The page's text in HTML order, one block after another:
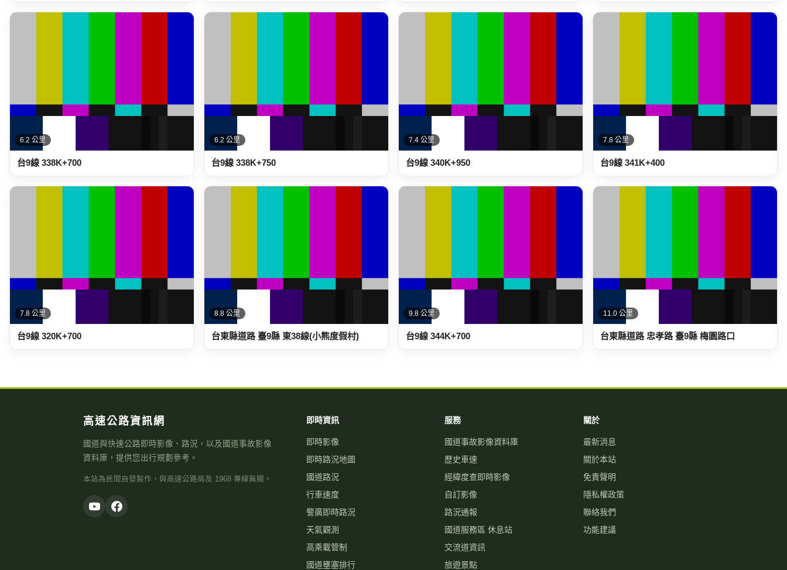
6.2 公里
台9線 338K+700
6.2 公里
台9線 338K+750
7.4 公里
台9線 340K+950
7.8 公里
台9線 341K+400
7.8 公里
台9線 320K+700
8.8 公里
台東縣道路 臺9縣 東38線(小熊度假村)
9.8 公里
台9線 344K+700
11.0 公里
台東縣道路 忠孝路 臺9縣 梅園路口
高速公路資訊網
國道與快速公路即時影像、路況，以及國道事故影像
資料庫，提供您出行規劃參考。
本站為民間自發製作，與高速公路局及 1968 專線無關。
即時資訊
即時影像
即時路況地圖
國道路況
行車速度
警廣即時路況
天氣觀測
高乘載管制
國道壅塞排行
服務
國道事故影像資料庫
歷史車速
經緯度查即時影像
自訂影像
路況通報
國道服務區 休息站
交流道資訊
旅遊景點
關於
最新消息
關於本站
免責聲明
隱私權政策
聯絡我們
功能建議